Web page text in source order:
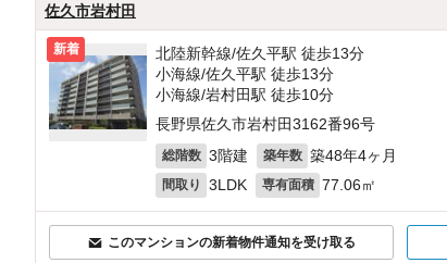
佐久市岩村田
新着
北陸新幹線/佐久平駅 徒歩13分
小海線/佐久平駅 徒歩13分
小海線/岩村田駅 徒歩10分
長野県佐久市岩村田3162番96号
総階数 3階建 築年数 築48年4ヶ月
間取り 3LDK 専有面積 77.06㎡
このマンションの新着物件通知を受け取る